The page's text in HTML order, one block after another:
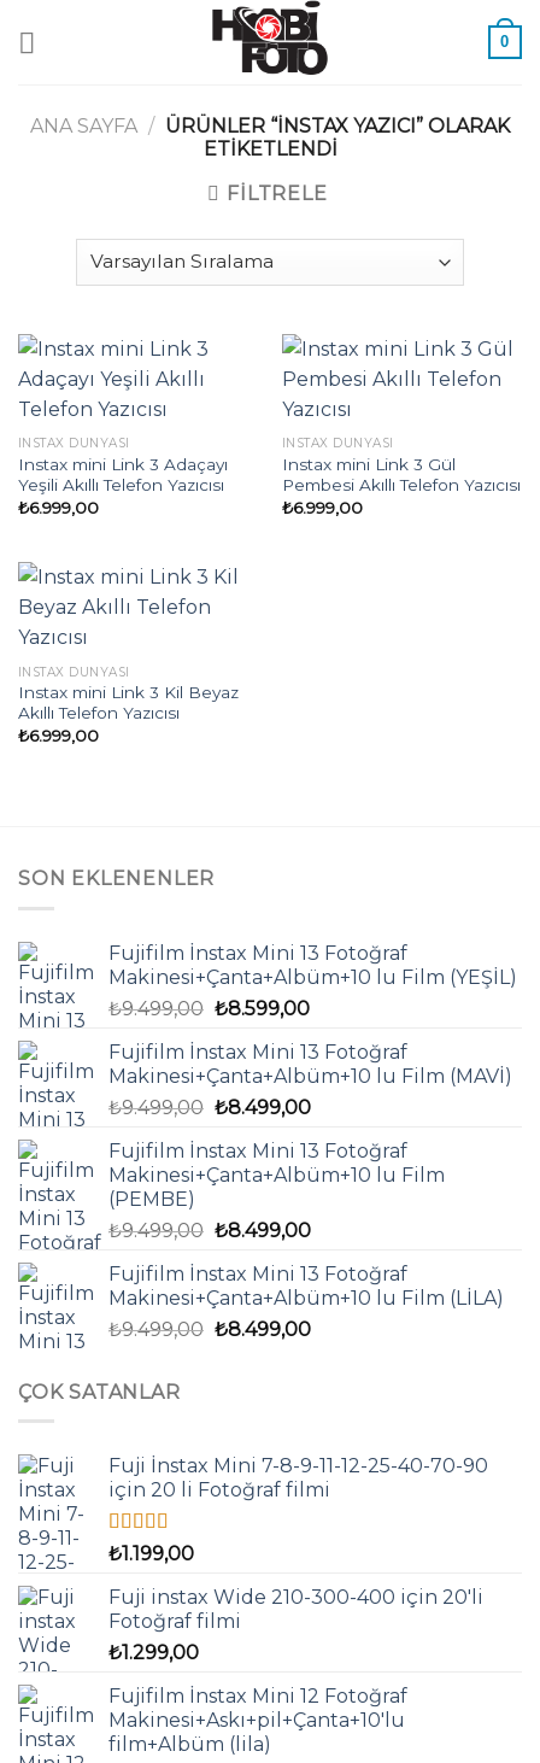
0
ANA SAYFA / ÜRÜNLER “INSTAX YAZICI” OLARAK
ETIKETLENDI
FILTRELE
INSTAX DÜNYASI
Instax mini Link 3 Adaçayı
Yeşili Akıllı Telefon Yazıcısı
₺6.999,00
INSTAX DÜNYASI
Instax mini Link 3 Gül
Pembesi Akıllı Telefon Yazıcısı
₺6.999,00
INSTAX DÜNYASI
Instax mini Link 3 Kil Beyaz
Akıllı Telefon Yazıcısı
₺6.999,00
SON EKLENENLER
Fujifilm İnstax Mini 13 Fotoğraf
Makinesi+Çanta+Albüm+10 lu Film (YEŞİL)
₺9.499,00 Orijinal
₺9.499,00.
₺8.599,00Şu
fiyat:
₺8.599,00.
Fujifilm İnstax Mini 13 Fotoğraf
Makinesi+Çanta+Albüm+10 lu Film (MAVİ)
₺9.499,00 Orijinal
₺9.499,00.
₺8.499,00Şu
fiyat:
₺8.499,00.
Fujifilm İnstax Mini 13 Fotoğraf
Makinesi+Çanta+Albüm+10 lu Film
(PEMBE)
₺9.499,00 Orijinal
₺9.499,00.
₺8.499,00Şu
fiyat:
₺8.499,00.
Fujifilm İnstax Mini 13 Fotoğraf
Makinesi+Çanta+Albüm+10 lu Film (LİLA)
₺9.499,00 Orijinal
₺8.499,00Şu
ÇOK SATANLAR
Fuji İnstax Mini 7-8-9-11-12-25-40-70-90
için 20 li Fotoğraf filmi
5 üzerinden
oy aldı
₺1.199,00
Fuji instax Wide 210-300-400 için 20'li
Fotoğraf filmi
₺1.299,00
Fujifilm İnstax Mini 12 Fotoğraf
Makinesi+Askı+pil+Çanta+10'lu
film+Albüm (lila)